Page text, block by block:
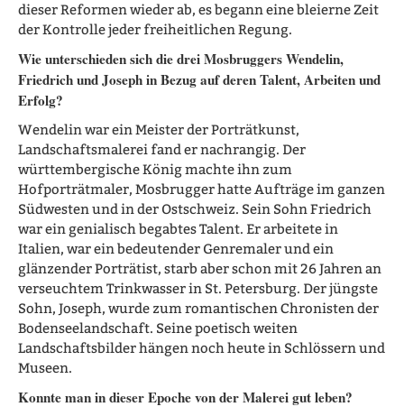
dieser Reformen wieder ab, es begann eine bleierne Zeit
der Kontrolle jeder freiheitlichen Regung.
Wie unterschieden sich die drei Mosbruggers Wendelin,
Friedrich und Joseph in Bezug auf deren Talent, Arbeiten und
Erfolg?
Wendelin war ein Meister der Porträtkunst,
Landschaftsmalerei fand er nachrangig. Der
württembergische König machte ihn zum
Hofporträtmaler, Mosbrugger hatte Aufträge im ganzen
Südwesten und in der Ostschweiz. Sein Sohn Friedrich
war ein genialisch begabtes Talent. Er arbeitete in
Italien, war ein bedeutender Genremaler und ein
glänzender Porträtist, starb aber schon mit 26 Jahren an
verseuchtem Trinkwasser in St. Petersburg. Der jüngste
Sohn, Joseph, wurde zum romantischen Chronisten der
Bodenseelandschaft. Seine poetisch weiten
Landschaftsbilder hängen noch heute in Schlössern und
Museen.
Konnte man in dieser Epoche von der Malerei gut leben?